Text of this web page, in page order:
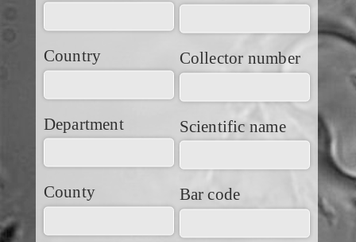
Country
Department
County
Collector number
Scientific name
Bar code